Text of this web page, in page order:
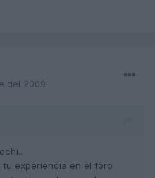
del 2009
experiencia en el foro